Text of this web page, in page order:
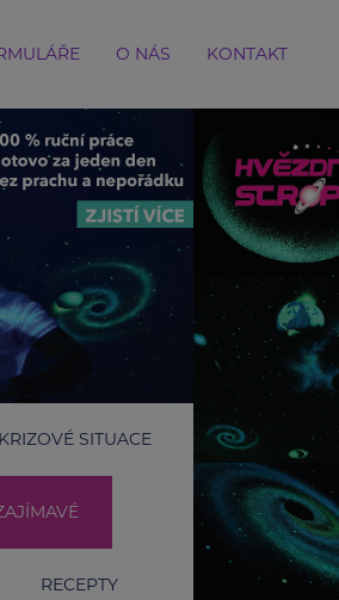
O NÁS KONTAKT
KRIZOVÉ SITUACE
RECEPTY